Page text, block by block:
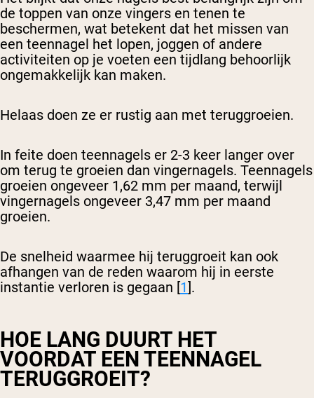
de toppen van onze vingers en tenen te
beschermen, wat betekent dat het missen van
een teennagel het lopen, joggen of andere
activiteiten op je voeten een tijdlang behoorlijk
ongemakkelijk kan maken.
Helaas doen ze er rustig aan met teruggroeien.
In feite doen teennagels er 2-3 keer langer over
om terug te groeien dan vingernagels. Teennagels
groeien ongeveer 1,62 mm per maand, terwijl
vingernagels ongeveer 3,47 mm per maand
groeien.
De snelheid waarmee hij teruggroeit kan ook
afhangen van de reden waarom hij in eerste
instantie verloren is gegaan [1].
HOE LANG DUURT HET
VOORDAT EEN TEENNAGEL
TERUGGROEIT?